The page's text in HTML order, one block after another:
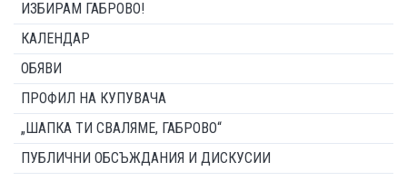
ИЗБИРАМ ГАБРОВО!
КАЛЕНДАР
ОБЯВИ
ПРОФИЛ НА КУПУВАЧА
„ШАПКА ТИ СВАЛЯМЕ, ГАБРОВО“
ПУБЛИЧНИ ОБСЪЖДАНИЯ И ДИСКУСИИ